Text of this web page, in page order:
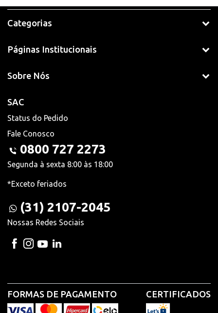
Categorias
Páginas Institucionais
Sobre Nós
SAC
Status do Pedido
Fale Conosco
0800 727 2273
Segunda à sexta 8:00 às 18:00
*Exceto feriados
(31) 2107-2045
Nossas Redes Sociais
FORMAS DE PAGAMENTO CERTIFICADOS